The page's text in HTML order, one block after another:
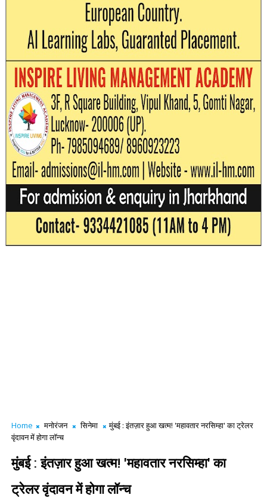
Home मनोरंजन सिनेमा
मुंबई : इंतज़ार हुआ खत्म! 'महावतार नरसिम्हा' का ट्रेलर
वृंदावन में होगा लॉन्च
मुंबई : इंतज़ार हुआ खत्म! 'महावतार नरसिम्हा' का
ट्रेलर वृंदावन में होगा लॉन्च